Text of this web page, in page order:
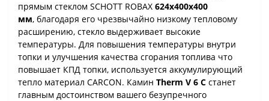
прямым стеклом SCHOTT ROBAX 624х400х400
мм, благодаря его чрезвычайно низкому тепловому
расширению, стекло выдерживает высокие
температуры. Для повышения температуры внутри
топки и улучшения качества сгорания топлива что
повышает КПД топки, используется аккумулирующий
тепло материал CARCON. Камин Therm V 6 C станет
главным достоинством вашего безупречного